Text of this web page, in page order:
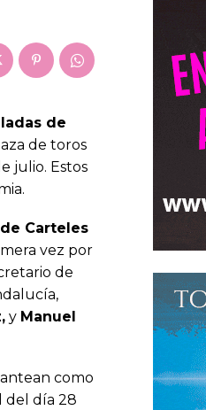
de
de toros
julio. Estos
Carteles
vez por
de
y Manuel
como
del día 28